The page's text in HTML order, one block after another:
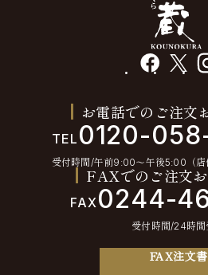
facebook
お電話でのご注文
TEL 0120-
受付時間/午前9:00〜午後5:00（店
FAXでのご注文
FAX0244-
受付時間/24時間
FAX注文書